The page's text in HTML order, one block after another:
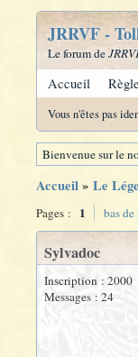
JRRVF -
Le forum de
Accueil
Vous n'êtes pas
Bienvenue sur le
Accueil» Le
Pages : 1 bas de
Sylvadoc
Inscription : 2000
Messages : 24